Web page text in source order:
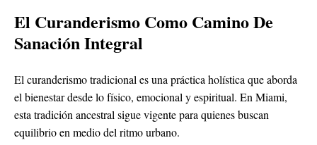
El Curanderismo Como Camino De
Sanación Integral
El curanderismo tradicional es una práctica holística que aborda
el bienestar desde lo físico, emocional y espiritual. En Miami,
esta tradición ancestral sigue vigente para quienes buscan
equilibrio en medio del ritmo urbano.